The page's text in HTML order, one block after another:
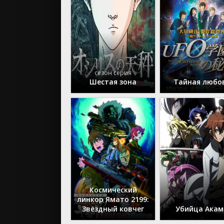
2017
2016
2015
2014
Аниме
Аниме
OVA (ОВА)
сезон серия
Шестая зона Тайная
Космический
линкор Ямато 2199:
Звёздный ковчег
Убийца